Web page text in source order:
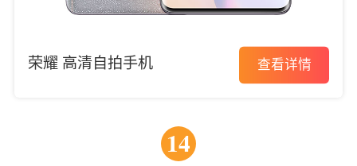
荣耀 高清自拍手机 查看详情
14